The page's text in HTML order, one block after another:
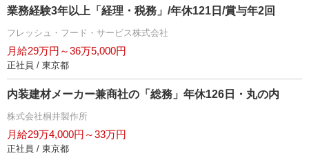
業務経験3年以上「経理・税務」/年休121日/賞与年2回
フレッシュ・フード・サービス株式会社
月給29万円～36万5,000円
正社員 / 東京都
内装建材メーカー兼商社の「総務」年休126日・丸の内
株式会社桐井製作所
月給29万4,000円～33万円
正社員 / 東京都